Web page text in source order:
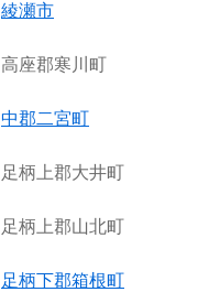
綾瀬市
高座郡寒川町
中郡二宮町
足柄上郡大井町
足柄上郡山北町
足柄下郡箱根町